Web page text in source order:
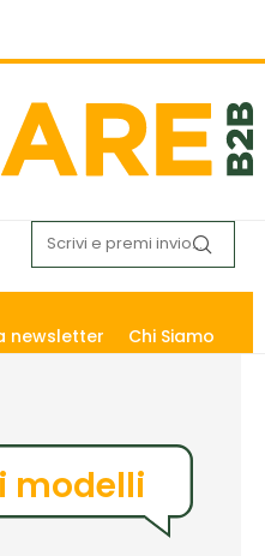
newsletter Chi Siamo
modelli